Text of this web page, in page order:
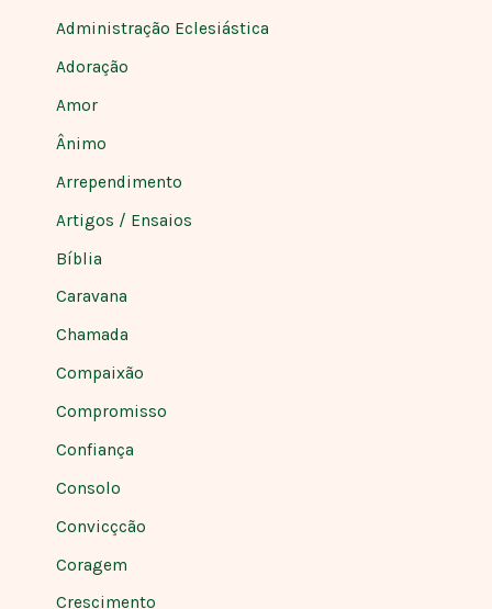
Administração Eclesiástica
Adoração
Amor
Ânimo
Arrependimento
Artigos / Ensaios
Bíblia
Caravana
Chamada
Compaixão
Compromisso
Confiança
Consolo
Convicçcão
Coragem
Crescimento